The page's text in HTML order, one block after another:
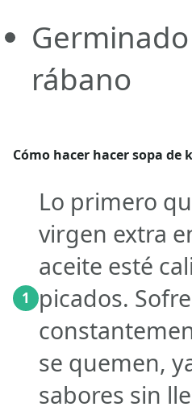
rábano
Cómo hacer hacer sopa de
1
Lo primero
virgen extra
aceite esté
picados.
se quemen,
sabores sin